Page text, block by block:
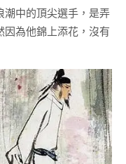
潮中的頂尖選手，是弄
為他錦上添花，沒有